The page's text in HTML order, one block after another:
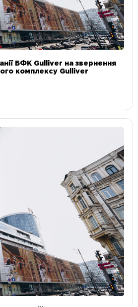
БФК Gulliver на звернення
комплексу Gulliver